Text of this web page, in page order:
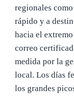
regionales
rápido y a
hacia el
correo
medida por la
local. Los días
los grandes